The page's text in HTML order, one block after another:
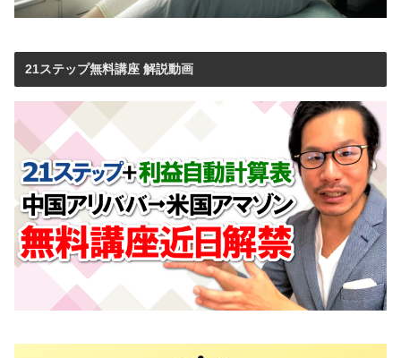
21ステップ無料講座 解説動画